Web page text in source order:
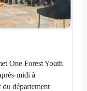
One Forest Youth
midi à
département